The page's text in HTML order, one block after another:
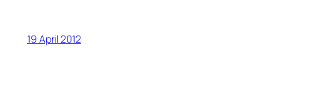
19 April 2012